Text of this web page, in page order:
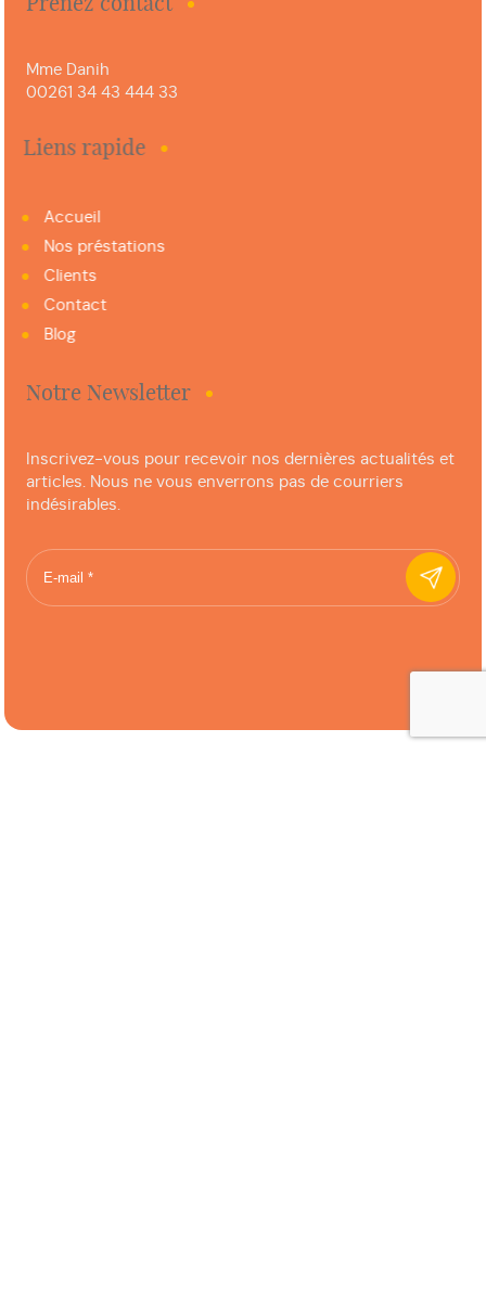
Prenez contact
Mme Danih
00261 34 43 444 33
Liens rapide
Accueil
Nos préstations
Clients
Contact
Blog
Notre Newsletter
Inscrivez-vous pour recevoir nos dernières actualités et
articles. Nous ne vous enverrons pas de courriers
indésirables.